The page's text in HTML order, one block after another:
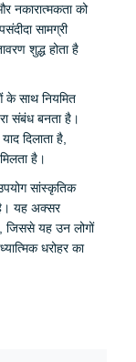
नकारात्मकता को
सामग्री
शुद्ध होता है
साथ नियमित
संबंध बनता है।
दिलाता है,
है।
सांस्कृतिक
यह अक्सर
जिससे यह उन लोगों
धरोहर का